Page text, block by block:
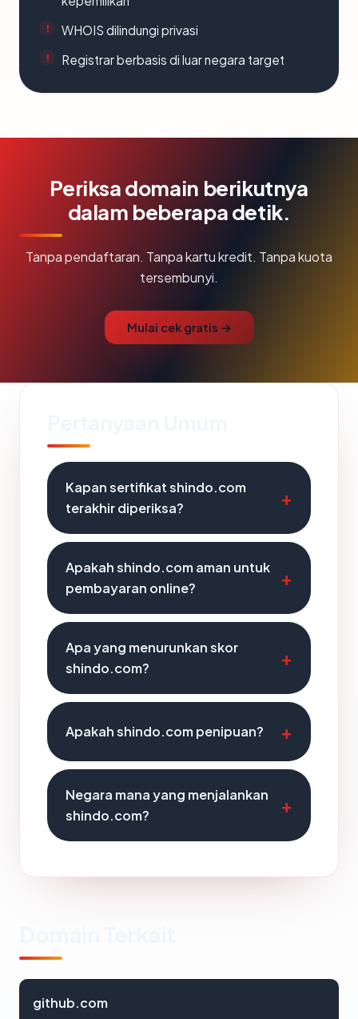
WHOIS dilindungi privasi
Registrar berbasis di luar negara target
Periksa domain berikutnya
dalam beberapa detik.
Tanpa pendaftaran. Tanpa kartu kredit. Tanpa kuota
tersembunyi.
Mulai cek gratis →
Kapan sertifikat shindo.com
terakhir diperiksa?
Apakah shindo.com aman untuk
pembayaran online?
Apa yang menurunkan skor
shindo.com?
Apakah shindo.com penipuan?
Negara mana yang menjalankan
shindo.com?
github.com